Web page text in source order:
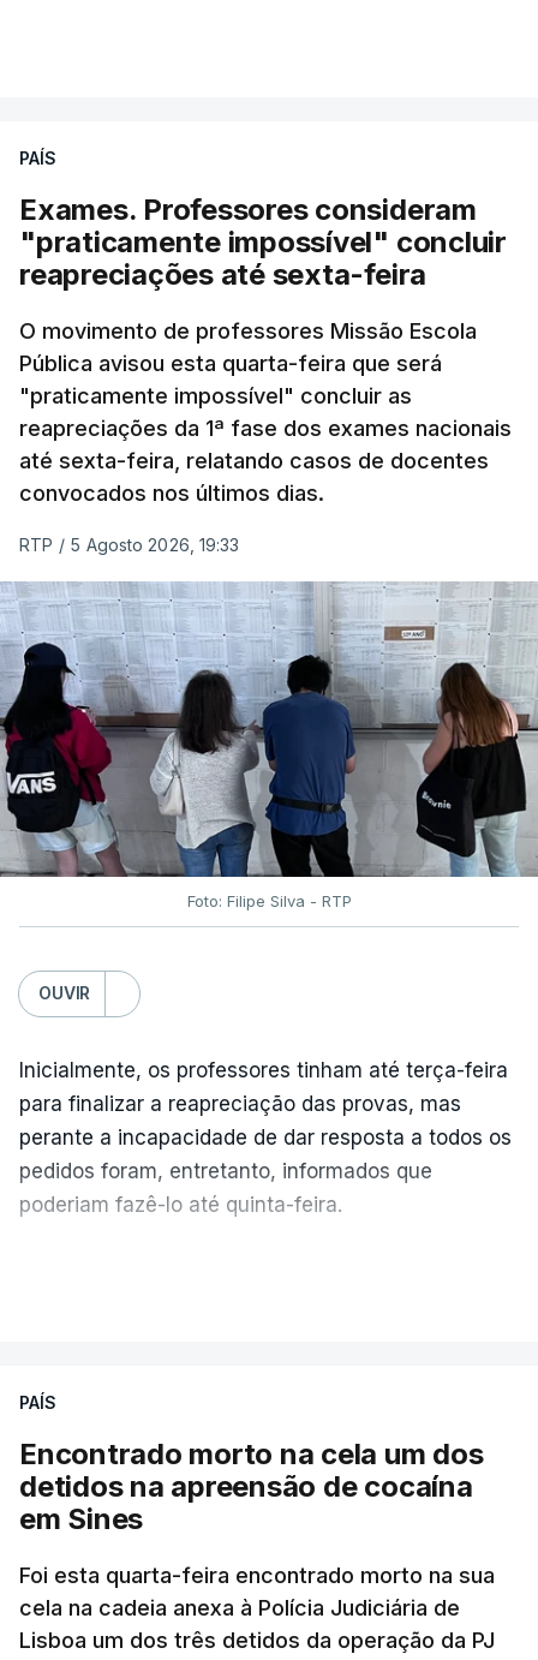
PAÍS
Exames. Professores consideram
"praticamente impossível" concluir
reapreciações até sexta-feira
O movimento de professores Missão Escola
Pública avisou esta quarta-feira que será
"praticamente impossível" concluir as
reapreciações da 1ª fase dos exames nacionais
até sexta-feira, relatando casos de docentes
convocados nos últimos dias.
RTP / 5 Agosto 2026, 19:33
Foto: Filipe Silva - RTP
OUVIR
Inicialmente, os professores tinham até terça-feira
para finalizar a reapreciação das provas, mas
perante a incapacidade de dar resposta a todos os
pedidos foram, entretanto, informados que
poderiam fazê-lo até quinta-feira.
No domingo, estavam concluídos cerca de 50 por
cento dos mais de 20 mil pedidos de reapreciação,
mas Cristina Mota, porta-voz da Missão Escola
Pública, tem dúvidas de que o processo esteja
"Durante o fim de semana e nos últimos dias,
apercebamo-nos que ainda estão a ser
PAÍS
Encontrado morto na cela um dos
detidos na apreensão de cocaína
em Sines
Foi esta quarta-feira encontrado morto na sua
cela na cadeia anexa à Polícia Judiciária de
Lisboa um dos três detidos da operação da PJ